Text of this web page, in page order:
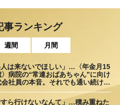
事ランキング
週間 月間
人は来ないでほしい」…〈年金月15
病院の“常連おばあちゃん”に向け
社員の本音。それでも通い続ける
すら行けないなんて」…積み重ねた